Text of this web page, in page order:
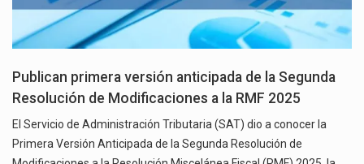
Publican primera versión anticipada de la Segunda
Resolución de Modificaciones a la RMF 2025
El Servicio de Administración Tributaria (SAT) dio a conocer la
Primera Versión Anticipada de la Segunda Resolución de